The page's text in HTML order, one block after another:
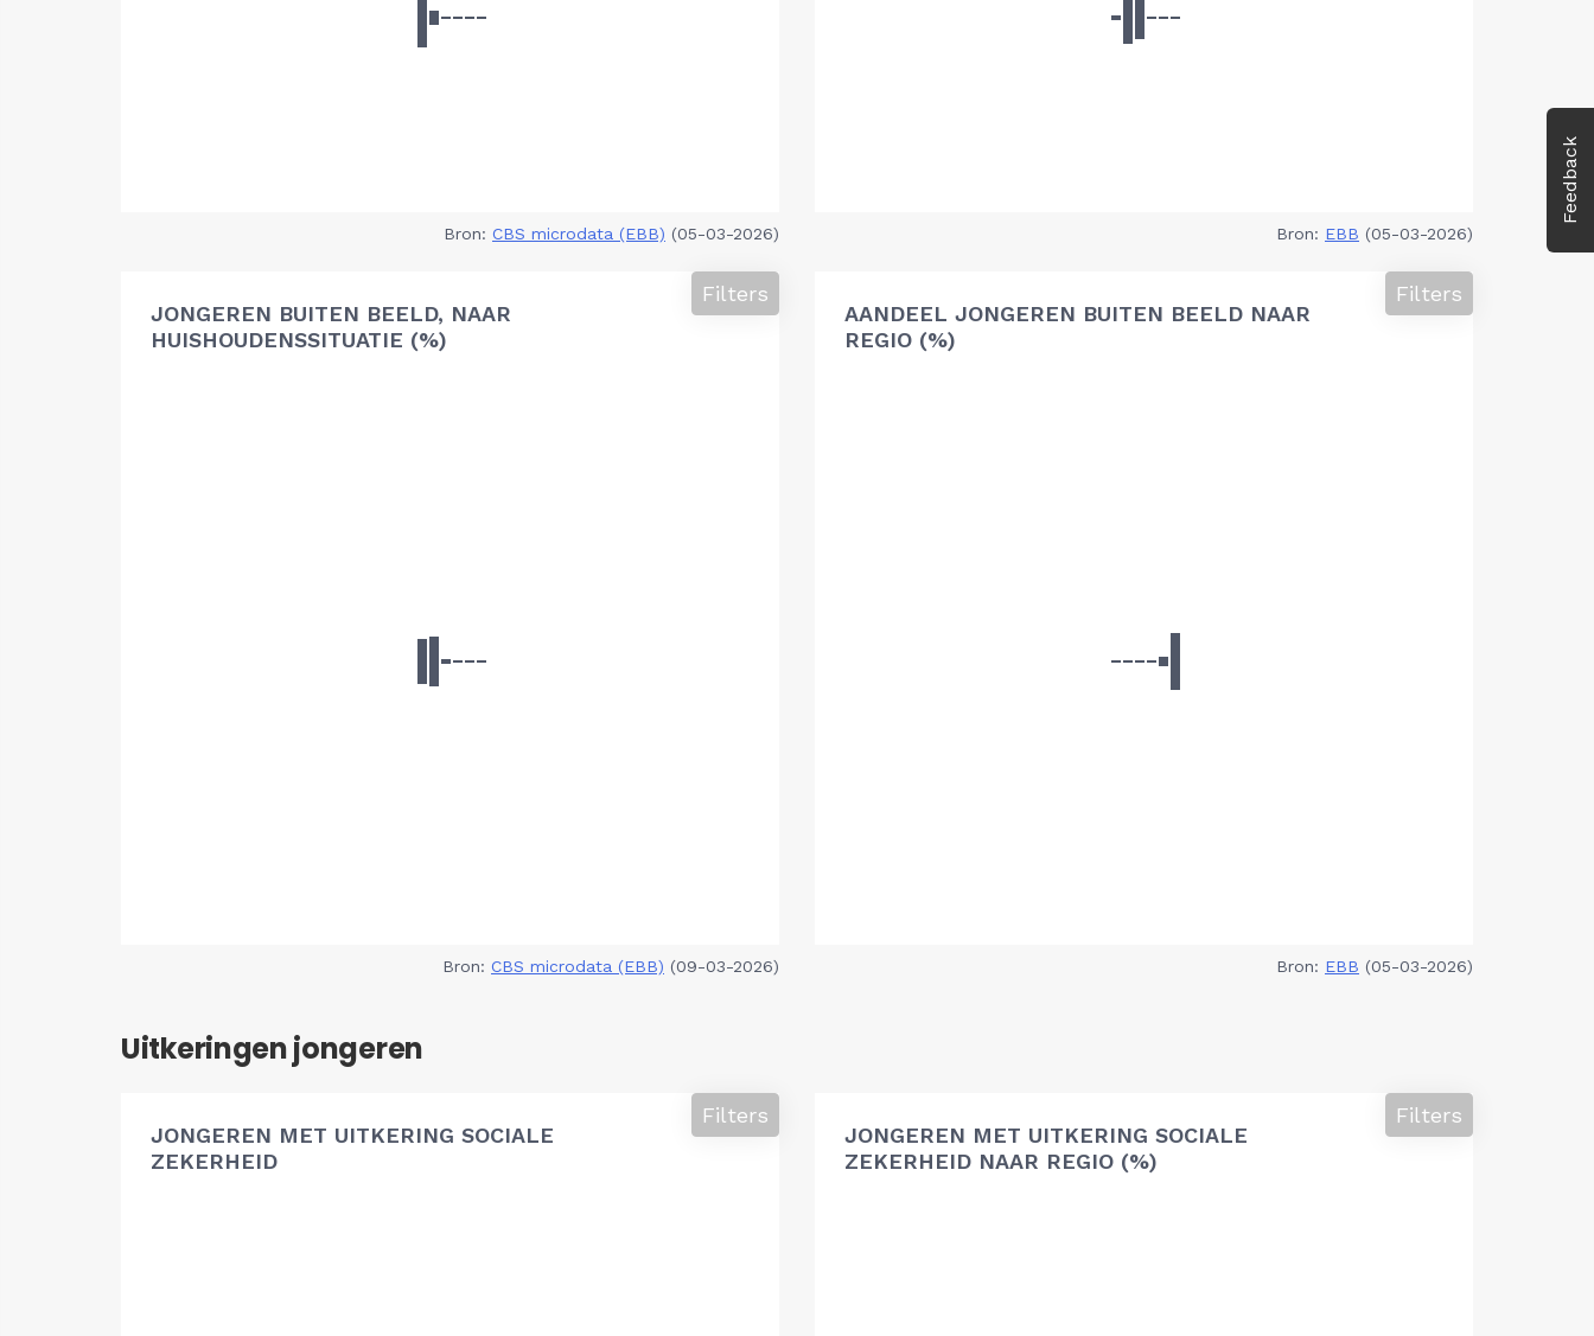
Feedback
Bron: CBS microdata (EBB) (05-03-2026) Bron: EBB (05-03-2026)
JONGEREN BUITEN BEELD, NAAR
HUISHOUDENSSITUATIE (%)
Filters
Bron: CBS microdata (EBB) (09-03-2026)
AANDEEL JONGEREN BUITEN BEELD NAAR
REGIO (%)
Filters
Bron: EBB (05-03-2026)
Uitkeringen jongeren
JONGEREN MET UITKERING SOCIALE
ZEKERHEID
Filters
JONGEREN MET UITKERING SOCIALE
ZEKERHEID NAAR REGIO (%)
Filters